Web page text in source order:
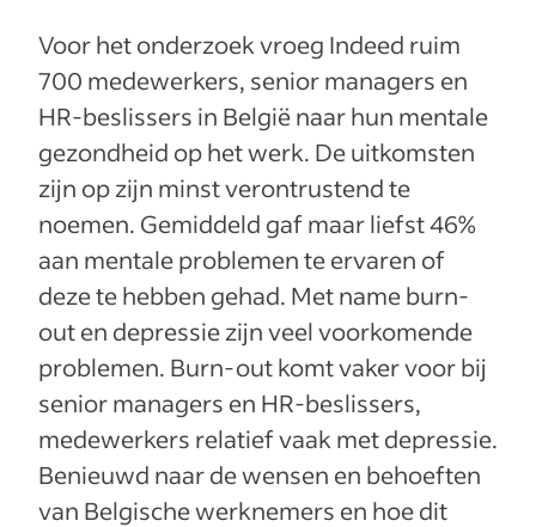
Voor het onderzoek vroeg Indeed ruim
700 medewerkers, senior managers en
HR-beslissers in België naar hun mentale
gezondheid op het werk. De uitkomsten
zijn op zijn minst verontrustend te
noemen. Gemiddeld gaf maar liefst 46%
aan mentale problemen te ervaren of
deze te hebben gehad. Met name burn-
out en depressie zijn veel voorkomende
problemen. Burn-out komt vaker voor bij
senior managers en HR-beslissers,
medewerkers relatief vaak met depressie.
Benieuwd naar de wensen en behoeften
van Belgische werknemers en hoe dit